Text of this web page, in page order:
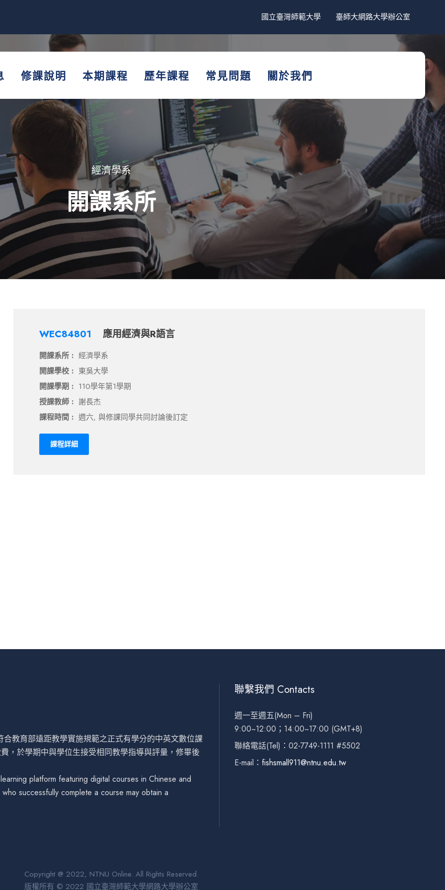
國立臺灣師範大學 臺師大網路大學辦公室
修課說明 本期課程 歷年課程 常見問題 關於我們
經濟學系
開課系所
WEC84801 應用經濟與R語言
開課系所 : 經濟學系
開課學校 : 東吳大學
開課學期 : 110學年第1學期
授課教師 : 謝長杰
課程時間 : 週六, 與修課同學共同討論後訂定
課程詳細
教育部遠距教學實施規範之正式有學分的中英文數位課
，於學期中與學位生接受相同教學指導與評量，修畢後
platform featuring digital courses in Chinese and
successfully complete a course may obtain a
聯繫我們 Contacts
週一至週五(Mon – Fri)
9:00~12:00；14:00~17:00 (GMT+8)
聯絡電話(Tel)：02-7749-1111 #5502
E-mail： fishsmall911@ntnu.edu.tw
Copyright @ 2022, NTNU Online. All Rights Reserved.
版權所有 © 2022 國立臺灣師範大學網路大學辦公室